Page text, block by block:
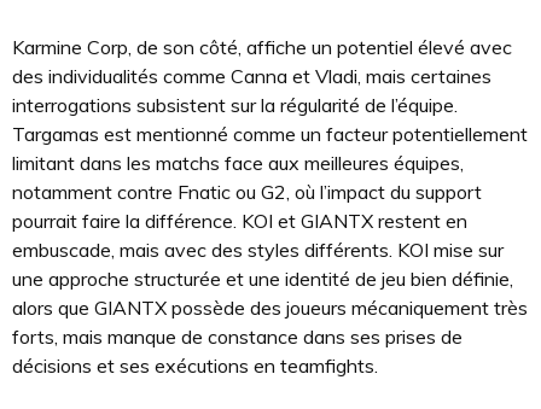
Karmine Corp, de son côté, affiche un potentiel élevé avec
des individualités comme Canna et Vladi, mais certaines
interrogations subsistent sur la régularité de l’équipe.
Targamas est mentionné comme un facteur potentiellement
limitant dans les matchs face aux meilleures équipes,
notamment contre Fnatic ou G2, où l’impact du support
pourrait faire la différence. KOI et GIANTX restent en
embuscade, mais avec des styles différents. KOI mise sur
une approche structurée et une identité de jeu bien définie,
alors que GIANTX possède des joueurs mécaniquement très
forts, mais manque de constance dans ses prises de
décisions et ses exécutions en teamfights.